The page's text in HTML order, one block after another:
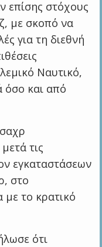
επίσης στόχους
με σκοπό να
για τη διεθνή
Ναυτικό,
όσο και από
τις
εγκαταστάσεων
στο
με το κρατικό
ότι